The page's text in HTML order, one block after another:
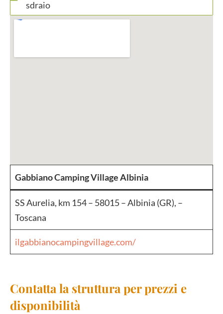
sdraio
Gabbiano Camping Village Albinia
SS Aurelia, km 154 – 58015 – Albinia (GR), –
Toscana
ilgabbianocampingvillage.com/
Contatta la struttura per prezzi e
disponibilità